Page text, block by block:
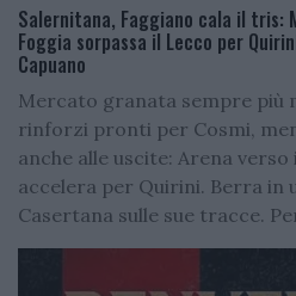
Salernitana, Faggiano cala il tris:
Foggia sorpassa il Lecco per
Capuano
Mercato granata sempre più
rinforzi pronti per Cosmi,
anche alle uscite: Arena
accelera per Quirini. Berra in
Casertana sulle sue tracce.